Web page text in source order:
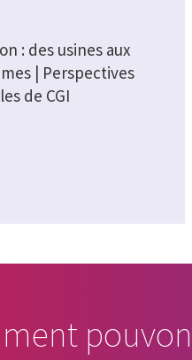
: des usines aux
| Perspectives
de CGI